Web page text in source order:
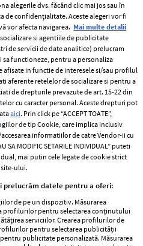
Termeni si conditii
Politica de
confidențialitate
Politica de cookies
Publicitate
femei
Viva
Avantaje
alegerile dvs. făcând clic mai jos sau în
de confidențialitate. Aceste alegeri vor fi
vor afecta navigarea. Mai multe detalii
si agentiile de publicitate
de servicii de date analitice) prelucram
functioneze, pentru a personaliza
in functie de interesele si/sau profilul
aferente retelelor de socializare si pentru a
de drepturile prevazute de art. 15-22 din
cu caracter personal. Aceste drepturi pot
aici. Prin click pe “ACCEPT TOATE”,
de tip Cookie, care implica inclusiv
informatiilor de catre Vendor-ii cu
SA MODIFIC SETARILE INDIVIDUAL” puteti
mai putin cele legate de cookie strict
ului.
datele pentru a oferi:
de pe un dispozitiv. Măsurarea
profilurilor pentru selectarea conținutului
serviciilor. Crearea profilurilor de
pentru selectarea publicității
publicitate personalizată. Măsurarea